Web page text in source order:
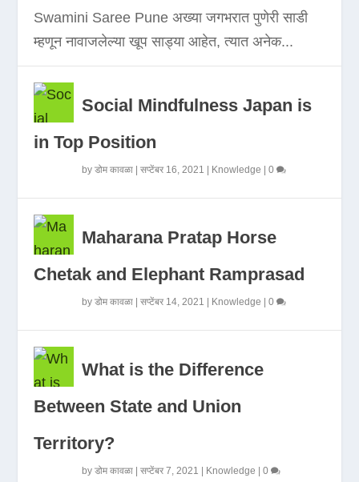
Swamini Saree Pune अख्या जगभरात पुणेरी साडी
म्हणून नावाजलेल्या खूप साड्या आहेत, त्यात अनेक...
Social Mindfulness Japan is
in Top Position
byडोम कावळा |सप्टेंबर 16, 2021 Knowledge |0
Maharana Pratap Horse
Chetak and Elephant Ramprasad
byडोम कावळा |सप्टेंबर 14, 2021 Knowledge |0
What is the Difference
Between State and Union
Territory?
byडोम कावळा |सप्टेंबर 7, 2021 Knowledge |0